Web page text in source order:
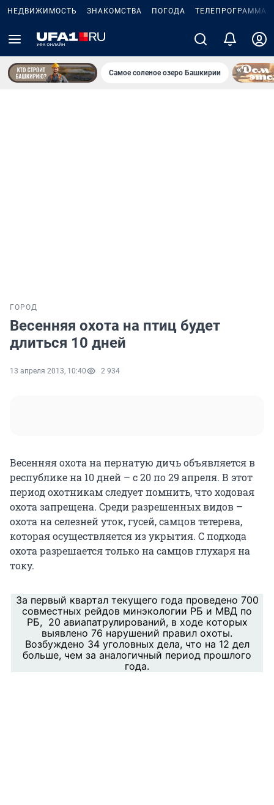
НЕДВИЖИМОСТЬ ЗНАКОМСТВА ПОГОДА ТЕЛЕПРОГРАММА
Самое соленое озеро Башкирии
ГОРОД
Весенняя охота на птиц будет
длиться 10 дней
13 апреля 2013, 10:40 2 934
Весенняя охота на пернатую дичь объявляется в
республике на 10 дней – с 20 по 29 апреля. В этот
период охотникам следует помнить, что ходовая
охота запрещена. Среди разрешенных видов –
охота на селезней уток, гусей, самцов тетерева,
которая осуществляется из укрытия. С подхода
охота разрешается только на самцов глухаря на
току.
За первый квартал текущего года проведено 700
совместных рейдов минэкологии РБ и МВД по
РБ, 20 авиапатрулирований, в ходе которых
выявлено 76 нарушений правил охоты.
Возбуждено 34 уголовных дела, что на 12 дел
больше, чем за аналогичный период прошлого
года.